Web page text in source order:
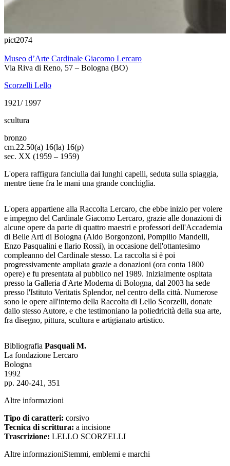
pict2074
Museo d’Arte Cardinale Giacomo Lercaro
Via Riva di Reno, 57 – Bologna (BO)
Scorzelli Lello
1921/ 1997
scultura
bronzo
cm.22.50(a) 16(la) 16(p)
sec. XX (1959 – 1959)
L'opera raffigura fanciulla dai lunghi capelli, seduta sulla spiaggia,
mentre tiene fra le mani una grande conchiglia.
L'opera appartiene alla Raccolta Lercaro, che ebbe inizio per volere
e impegno del Cardinale Giacomo Lercaro, grazie alle donazioni di
alcune opere da parte di quattro maestri e professori dell'Accademia
di Belle Arti di Bologna (Aldo Borgonzoni, Pompilio Mandelli,
Enzo Pasqualini e Ilario Rossi), in occasione dell'ottantesimo
compleanno del Cardinale stesso. La raccolta si è poi
progressivamente ampliata grazie a donazioni (ora conta 1800
opere) e fu presentata al pubblico nel 1989. Inizialmente ospitata
presso la Galleria d'Arte Moderna di Bologna, dal 2003 ha sede
presso l'Istituto Veritatis Splendor, nel centro della città. Numerose
sono le opere all'interno della Raccolta di Lello Scorzelli, donate
dallo stesso Autore, e che testimoniano la poliedricità della sua arte,
fra disegno, pittura, scultura e artigianato artistico.
Bibliografia Pasquali M.
La fondazione Lercaro
Bologna
1992
pp. 240-241, 351
Altre informazioni
Tipo di caratteri: corsivo
Tecnica di scrittura: a incisione
Trascrizione: LELLO SCORZELLI
Altre informazioniStemmi, emblemi e marchi